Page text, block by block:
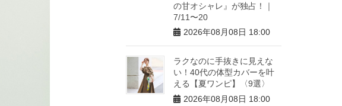
の甘オシャレ』が独占！｜
7/11〜20
2026年08月08日 18:00
ラクなのに手抜きに見えな
い！40代の体型カバーを叶
える【夏ワンピ】〈9選〉
2026年08月08日 18:00